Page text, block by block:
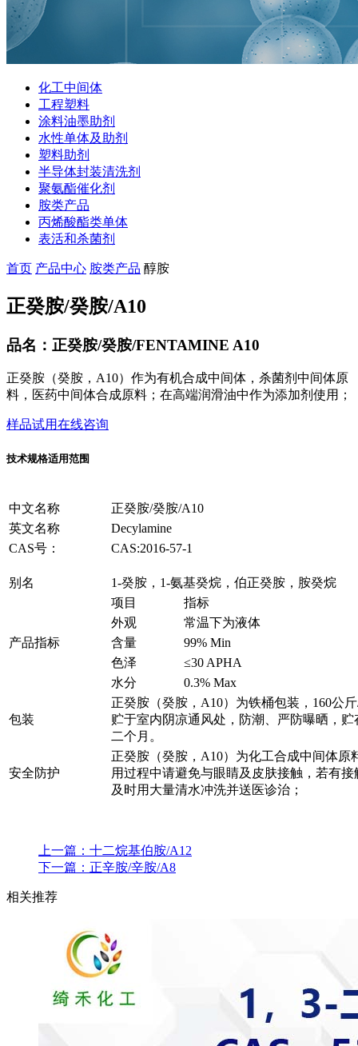
化工中间体
工程塑料
涂料油墨助剂
水性单体及助剂
塑料助剂
半导体封装清洗剂
聚氨酯催化剂
胺类产品
丙烯酸酯类单体
表活和杀菌剂
首页 产品中心 胺类产品 醇胺
正癸胺/癸胺/A10
品名：正癸胺/癸胺/FENTAMINE A10
正癸胺（癸胺，A10）作为有机合成中间体，杀菌剂中间体原
料，医药中间体合成原料；在高端润滑油中作为添加剂使用；
样品试用在线咨询
技术规格适用范围
中文名称
正癸胺/癸胺/A10
英文名称
Decylamine
CAS号：
CAS:2016-57-1
别名 1-癸胺，1-氨基癸烷，伯正癸胺，胺癸烷
产品指标
项目
指标
外观
常温下为液体
含量
99% Min
色泽
≤30 APHA
水分
0.3% Max
包装
正癸胺（癸胺，A10）为铁桶包装，160公
贮于室内阴凉通风处，防潮、严防曝晒，贮
二个月。
安全防护
正癸胺（癸胺，A10）为化工合成中间体原
用过程中请避免与眼睛及皮肤接触，若有接
及时用大量清水冲洗并送医诊治；
上一篇： 十二烷基伯胺/A12
下一篇： 正辛胺/辛胺/A8
相关推荐